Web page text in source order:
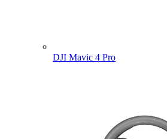
DJI Mavic 4 Pro